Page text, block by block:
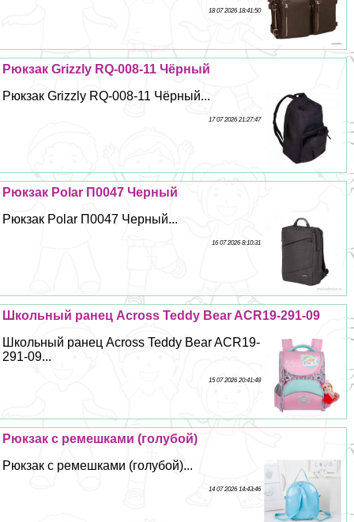
18 07 2026 18:41:50
Рюкзак Grizzly RQ-008-11 Чёрный
Рюкзак Grizzly RQ-008-11 Чёрный...
17 07 2026 21:27:47
Рюкзак Polar П0047 Черный
Рюкзак Polar П0047 Черный...
16 07 2026 8:10:31
Школьный ранец Across Teddy Bear ACR19-291-09
Школьный ранец Across Teddy Bear ACR19-
291-09...
15 07 2026 20:41:48
Рюкзак с ремешками (гoлyбой)
Рюкзак с ремешками (гoлyбой)...
14 07 2026 14:43:46